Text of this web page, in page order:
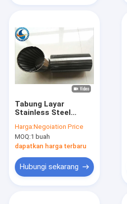
Tabung Layar
Stainless Steel
Kawat Johnson V
Untuk Filtrasi
Harga:Negoiation Price
MOQ:1 buah
dapatkan harga terbaru
Hubungi sekarang